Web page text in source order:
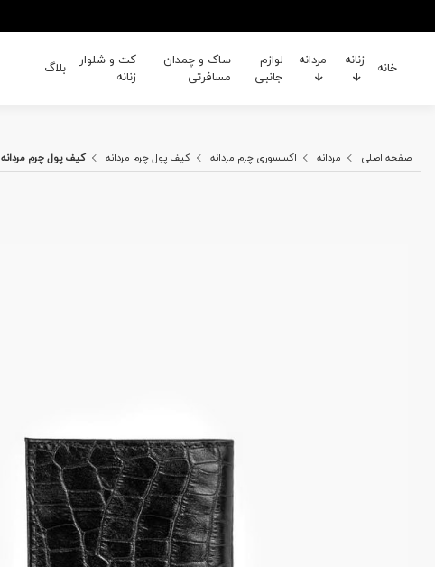
خانه زنانه مردانه
لوازم
جانبی
ساک و چمدان
مسافرتی
کت و شلوار
زنانه
بلاگ
صفحه اصلی مردانه اکسسوری چرم مردانه کیف پول چرم مردانه کیف پول چرم مردانه A Wallet 2725